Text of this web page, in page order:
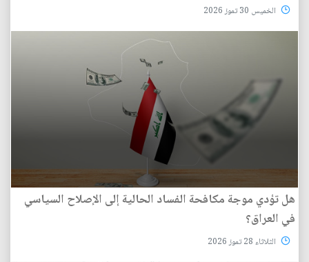
الخميس 30 تموز 2026
هل تؤدي موجة مكافحة الفساد الحالية إلى الإصلاح السياسي
في العراق؟
الثلاثاء 28 تموز 2026